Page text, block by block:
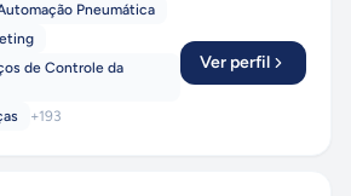
e Reparo de: Manômetros Digitais
Manovacuômetro, Transmissores,
Pressostatos, Válvulas,
Pneumática
de Controle da
+193
Ver perfil